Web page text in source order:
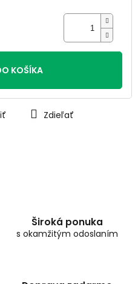
KOŠÍKA
Zdieľať
Široká ponuka
s okamžitým odoslaním